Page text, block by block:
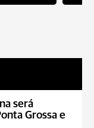
será
Grossa e